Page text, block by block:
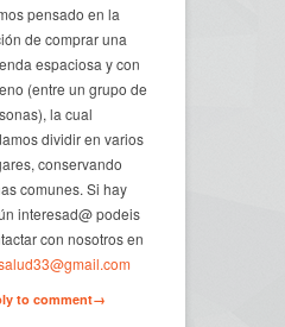
pensado en la
de comprar una
espaciosa y con
(entre un grupo de
la cual
dividir en varios
conservando
comunes. Si hay
interesad@ podeis
con nosotros en
to comment→